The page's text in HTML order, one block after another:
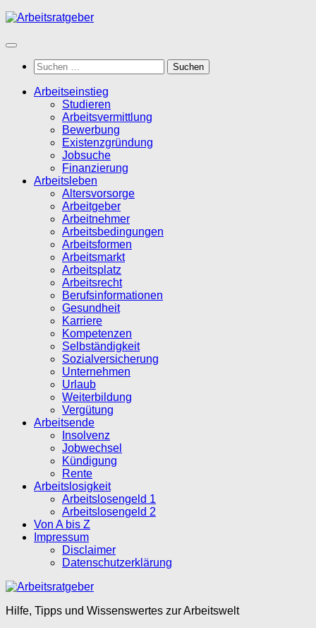
Zum
springen
Suchen
nach:
Arbeitseinstieg
Studieren
Arbeitsvermittlung
Bewerbung
Existenzgründung
Jobsuche
Finanzierung
Arbeitsleben
Altersvorsorge
Arbeitgeber
Arbeitnehmer
Arbeitsbedingungen
Arbeitsformen
Arbeitsmarkt
Arbeitsplatz
Arbeitsrecht
Berufsinformationen
Gesundheit
Karriere
Kompetenzen
Selbständigkeit
Sozialversicherung
Unternehmen
Urlaub
Weiterbildung
Vergütung
Arbeitsende
Insolvenz
Jobwechsel
Kündigung
Rente
Arbeitslosigkeit
Arbeitslosengeld 1
Arbeitslosengeld 2
Von A bis Z
Impressum
Disclaimer
Datenschutzerklärung
Hilfe, Tipps und Wissenswertes zur Arbeitswelt